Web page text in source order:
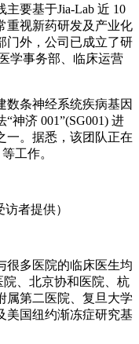
主要基于Jia-Lab 近 10
重视新药研发及产业化
门外，公司已成立了研
学事务部、临床运营
数条神经系统疾病基因
神济 001”(SG001) 进
一。据悉，该团队正在
工作。
者提供）
很多医院的临床医生均
、北京协和医院、杭
属第二医院、复旦大学
美国纽约渐冻症研究基